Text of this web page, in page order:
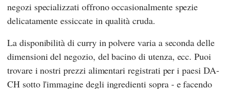
negozi specializzati offrono occasionalmente spezie
delicatamente essiccate in qualità cruda.
La disponibilità di curry in polvere varia a seconda delle
dimensioni del negozio, del bacino di utenza, ecc. Puoi
trovare i nostri prezzi alimentari registrati per i paesi DA-
CH sotto l'immagine degli ingredienti sopra - e facendo